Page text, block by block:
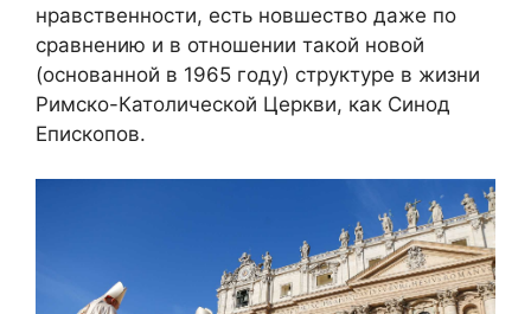
нравственности, есть новшество даже по
сравнению и в отношении такой новой
(основанной в 1965 году) структуре в жизни
Римско-Католической Церкви, как Синод
Епископов.